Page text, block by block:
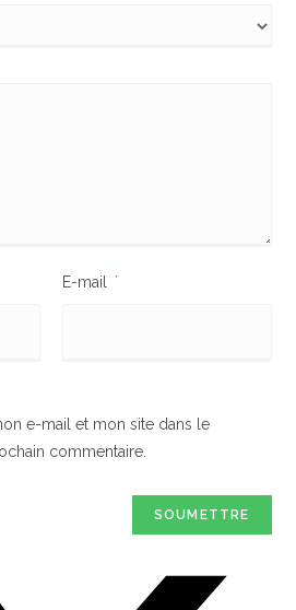
E-mail *
e-mail et mon site dans le
commentaire.